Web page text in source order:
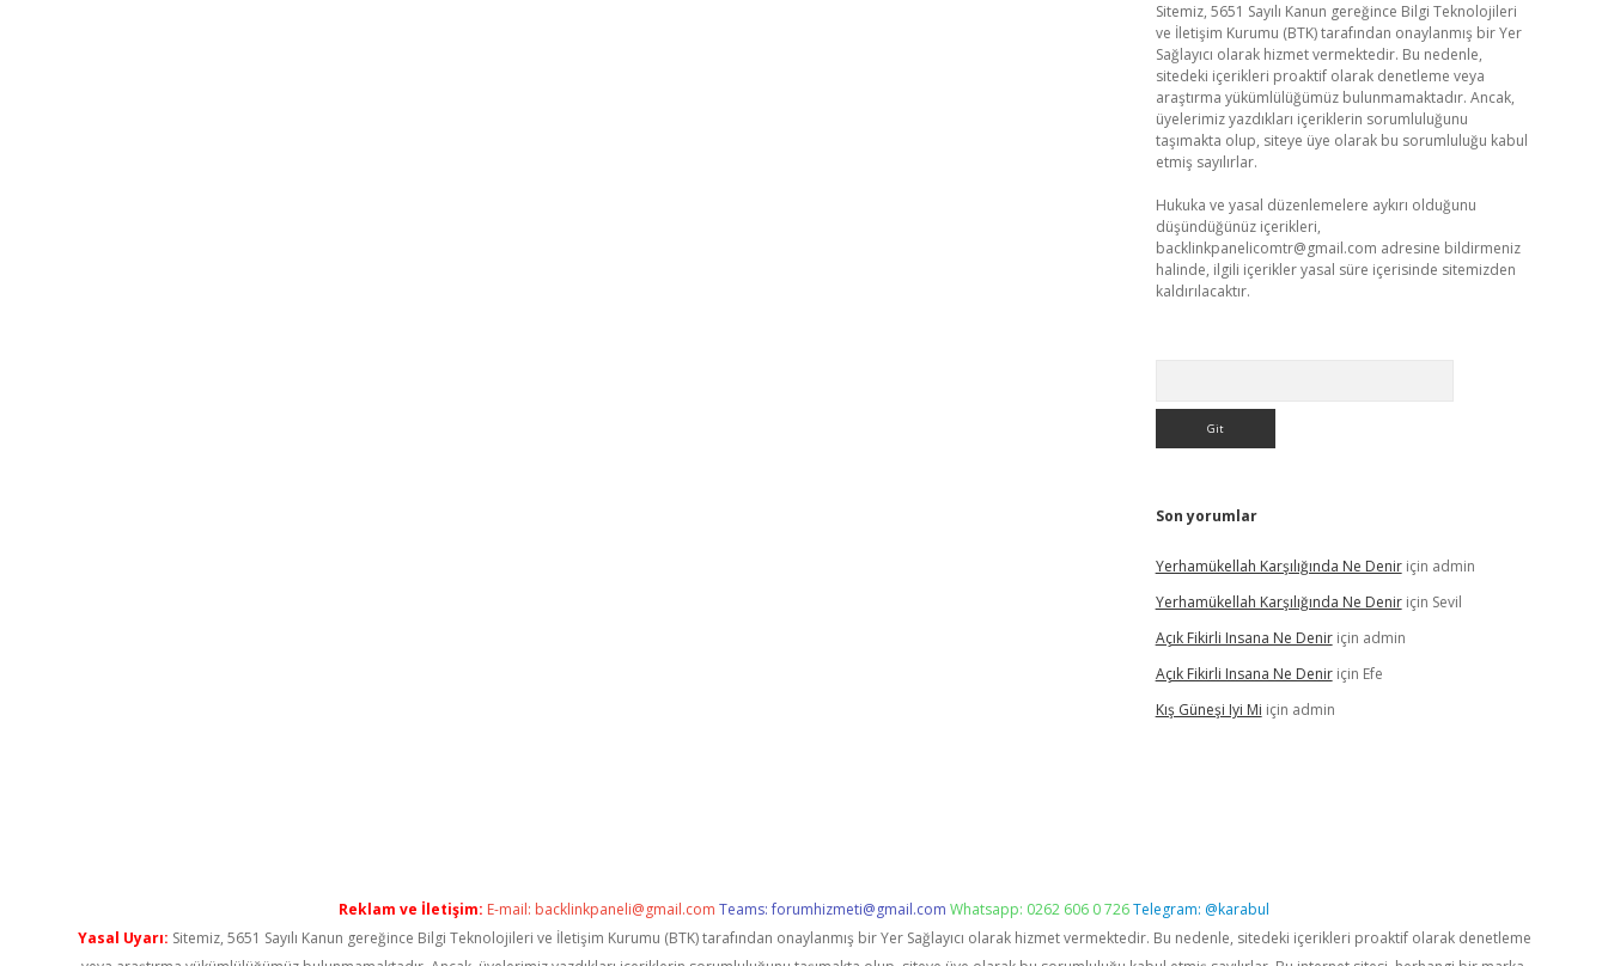
Sitemiz, 5651 Sayılı Kanun gereğince Bilgi Teknolojileri
ve İletişim Kurumu (BTK) tarafından onaylanmış bir Yer
Sağlayıcı olarak hizmet vermektedir. Bu nedenle,
sitedeki içerikleri proaktif olarak denetleme veya
araştırma yükümlülüğümüz bulunmamaktadır. Ancak,
üyelerimiz yazdıkları içeriklerin sorumluluğunu
taşımakta olup, siteye üye olarak bu sorumluluğu kabul
etmiş sayılırlar.
Hukuka ve yasal düzenlemelere aykırı olduğunu
düşündüğünüz içerikleri,
backlinkpanelicomtr@gmail.com adresine bildirmeniz
halinde, ilgili içerikler yasal süre içerisinde sitemizden
kaldırılacaktır.
Son yorumlar
Yerhamükellah Karşılığında Ne Deniriçin admin
Yerhamükellah Karşılığında Ne Deniriçin Sevil
Açık Fikirli Insana Ne Deniriçin admin
Açık Fikirli Insana Ne Deniriçin Efe
Kış Güneşi Iyi Mi için admin
Reklam ve İletişim: E-mail: backlinkpaneli@gmail.com Teams:forumhizmeti@gmail.com Whatsapp: 0262 606 0 726Telegram: @karabul
Yasal Uyarı: Sitemiz, 5651 Sayılı Kanun gereğince Bilgi Teknolojileri ve İletişim Kurumu (BTK) tarafından onaylanmış bir Yer Sağlayıcı olarak hizmet vermektedir. Bu nedenle, sitedeki içerikleri proaktif olarak denetleme